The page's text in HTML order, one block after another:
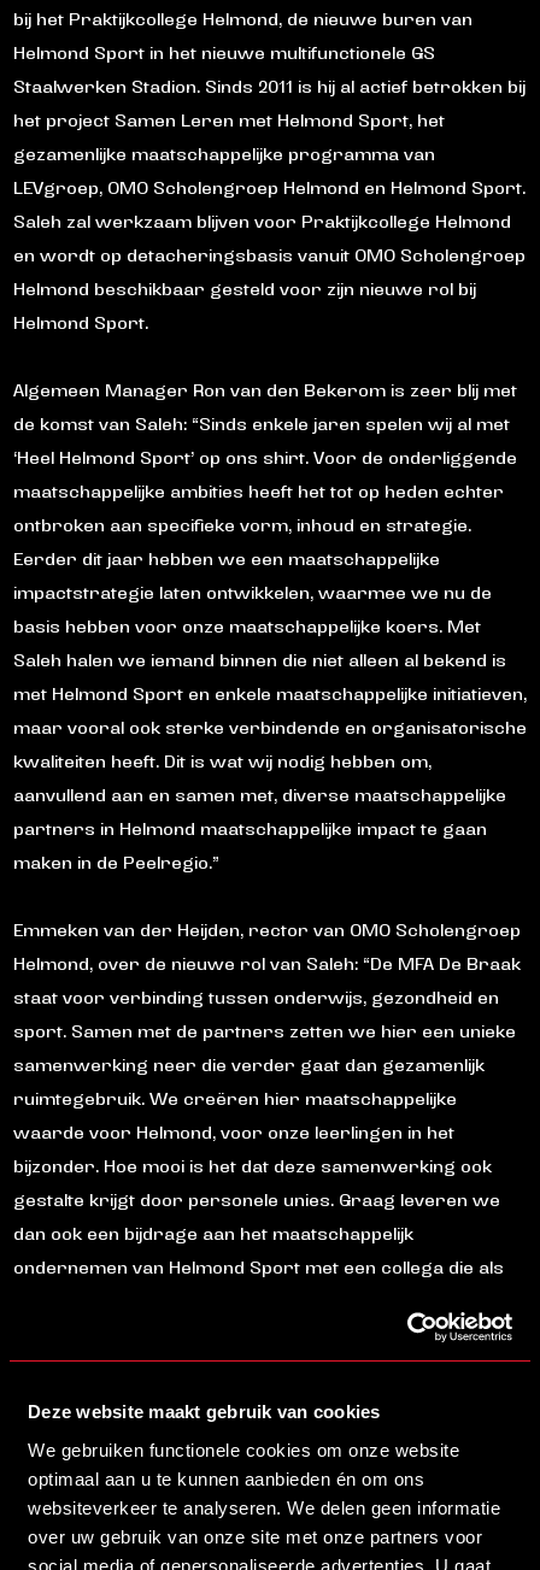
Deze website maakt gebruik van cookies
We gebruiken functionele cookies om onze website
optimaal aan u te kunnen aanbieden én om ons
websiteverkeer te analyseren. We delen geen informatie
over uw gebruik van onze site met onze partners voor
social media of gepersonaliseerde advertenties. U gaat
bij het Praktijkcollege Helmond, de nieuwe buren van
Helmond Sport in het nieuwe multifunctionele GS
Staalwerken Stadion. Sinds 2011 is hij al actief betrokken bij
het project Samen Leren met Helmond Sport, het
gezamenlijke maatschappelijke programma van
LEVgroep, OMO Scholengroep Helmond en Helmond Sport.
Saleh zal werkzaam blijven voor Praktijkcollege Helmond
en wordt op detacheringsbasis vanuit OMO Scholengroep
Helmond beschikbaar gesteld voor zijn nieuwe rol bij
Helmond Sport.
Algemeen Manager Ron van den Bekerom is zeer blij met
de komst van Saleh: “Sinds enkele jaren spelen wij al met
‘Heel Helmond Sport’ op ons shirt. Voor de onderliggende
maatschappelijke ambities heeft het tot op heden echter
ontbroken aan specifieke vorm, inhoud en strategie.
Eerder dit jaar hebben we een maatschappelijke
impactstrategie laten ontwikkelen, waarmee we nu de
basis hebben voor onze maatschappelijke koers. Met
Saleh halen we iemand binnen die niet alleen al bekend is
met Helmond Sport en enkele maatschappelijke initiatieven,
maar vooral ook sterke verbindende en organisatorische
kwaliteiten heeft. Dit is wat wij nodig hebben om,
aanvullend aan en samen met, diverse maatschappelijke
partners in Helmond maatschappelijke impact te gaan
maken in de Peelregio.”
Emmeken van der Heijden, rector van OMO Scholengroep
Helmond, over de nieuwe rol van Saleh: “De MFA De Braak
staat voor verbinding tussen onderwijs, gezondheid en
sport. Samen met de partners zetten we hier een unieke
samenwerking neer die verder gaat dan gezamenlijk
ruimtegebruik. We creëren hier maatschappelijke
waarde voor Helmond, voor onze leerlingen in het
bijzonder. Hoe mooi is het dat deze samenwerking ook
gestalte krijgt door personele unies. Graag leveren we
dan ook een bijdrage aan het maatschappelijk
ondernemen van Helmond Sport met een collega die als
weet te vertalen naar concrete acties en activiteiten.”
Saleh Dahmani zelf over zijn nieuwe functie: “Ik ben heel
hoop ik een mooie verbinding te creëren binnen de
campus en een bijdrage te leveren aan waardevolle
samenwerkingen binnen heel Helmond. Samen komen we